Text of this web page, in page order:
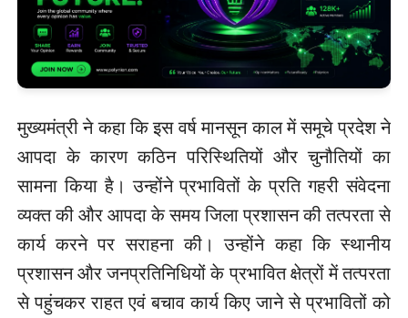
मुख्यमंत्री ने कहा कि इस वर्ष मानसून काल में समूचे प्रदेश ने
आपदा के कारण कठिन परिस्थितियों और चुनौतियों का
सामना किया है। उन्होंने प्रभावितों के प्रति गहरी संवेदना
व्यक्त की और आपदा के समय जिला प्रशासन की तत्परता से
कार्य करने पर सराहना की। उन्होंने कहा कि स्थानीय
प्रशासन और जनप्रतिनिधियों के प्रभावित क्षेत्रों में तत्परता
से पहुंचकर राहत एवं बचाव कार्य किए जाने से प्रभावितों को